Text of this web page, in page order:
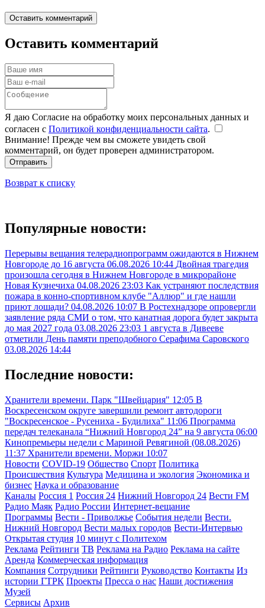
Оставить комментарий
Оставить комментарий
Я даю Согласие на обработку моих персональных данных и
согласен с Политикой конфиденциальности сайта.
Внимание! Прежде чем вы сможете увидеть свой
комментарий, он будет проверен администратором.
Отправить
Возврат к списку
Популярные новости:
Перерывы вещания телерадиопрограмм ожидаются в Нижнем
Новгороде до 16 августа 06.08.2026 10:44 Двойная трагедия
произошла сегодня в Нижнем Новгороде в микрорайоне
Новая Кузнечиха 04.08.2026 23:03 Как устраняют последствия
пожара в конно-спортивном клубе "Аллюр" и где нашли
приют лошади? 04.08.2026 10:07 В Ростехнадзоре опровергли
заявление ряда СМИ о том, что канатная дорога будет закрыта
до мая 2027 года 03.08.2026 23:03 1 августа в Дивееве
отметили День памяти преподобного Серафима Саровского
03.08.2026 14:44
Последние новости:
Хранители времени. Парк "Швейцария" 12:05 В
Воскресенском округе завершили ремонт автодороги
"Воскресенское - Русениха - Будилиха" 11:06 Программа
передач телеканала “Нижний Новгород 24” на 9 августа 06:00
Кинопремьеры недели с Мариной Ревягиной (08.08.2026)
11:37 Хранители времени. Моржи 10:07
Новости COVID-19 Общество Спорт Политика
Происшествия Культура Медицина и экология Экономика и
бизнес Наука и образование
Каналы Россия 1 Россия 24 Нижний Новгород 24 Вести FM
Радио Маяк Радио России Интернет-вещание
Программы Вести - Приволжье События недели Вести.
Нижний Новгород Вести малых городов Вести-Интервью
Открытая студия 10 минут с Политехом
Реклама Рейтинги ТВ Реклама на Радио Реклама на сайте
Аренда Коммерческая информация
Компания Сотрудники Рейтинги Руководство Контакты Из
истории ГТРК Проекты Пресса о нас Наши достижения
Музей
Сервисы Архив